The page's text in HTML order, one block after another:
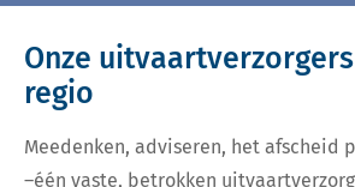
Onze
regio
Meedenken, adviseren, het afscheid
–één vaste, betrokken